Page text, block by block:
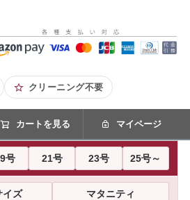
クリーニング不要
カートを見る マイページ
号 21号 23号 25号～
イズ マタニティ